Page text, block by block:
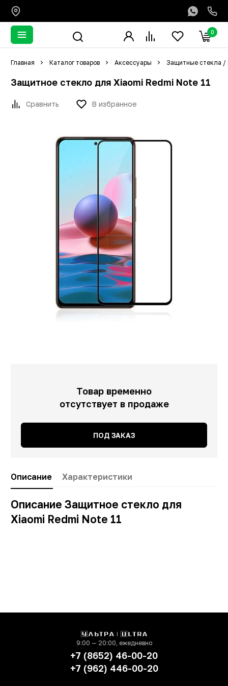
0
Главная Каталог товаров Аксессуары Защитные стекла /
Защитное стекло для Xiaomi Redmi Note 11
Сравнить В избранное
Товар временно
отсутствует в продаже
ПОД ЗАКАЗ
Описание Характеристики
Описание Защитное стекло для
Xiaomi Redmi Note 11
9:00 — 20:00, ежедневно
+7 (8652) 46-00-20
+7 (962) 446-00-20